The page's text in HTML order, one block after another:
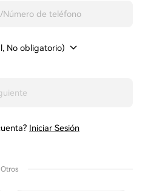
No obligatorio)
Iniciar Sesión
Otros